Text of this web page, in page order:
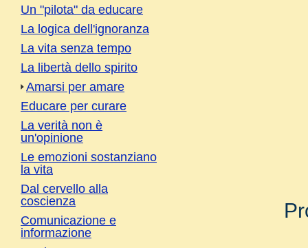
Un "pilota" da educare
La logica dell'ignoranza
La vita senza tempo
La libertà dello spirito
Amarsi per amare
Educare per curare
La verità non è
un'opinione
Le emozioni sostanziano
la vita
Dal cervello alla
coscienza
Comunicazione e
informazione